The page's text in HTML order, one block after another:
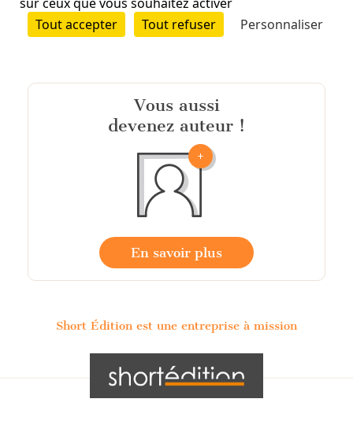
Vous aussi
devenez auteur !
En savoir plus
Short Édition est une entreprise à mission